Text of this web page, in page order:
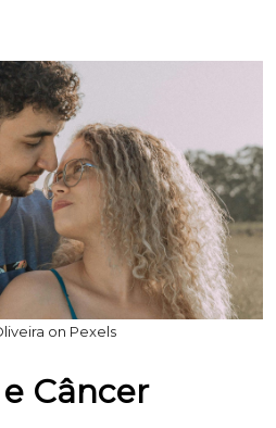
on Pexels
Câncer